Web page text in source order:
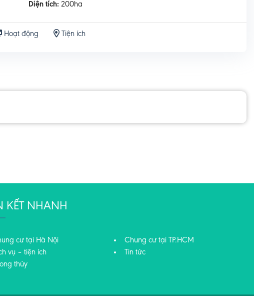
Diện tích: 200ha
Hoạt động Tiện ích
KẾT NHANH
cư tại Hà Nội
Chung cư tại TP.HCM
vụ – tiện ích
Tin tức
thủy